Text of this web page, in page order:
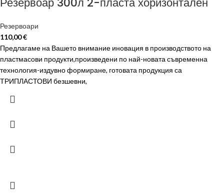
Резервоари
110,00€
Предлагаме на Вашето внимание иновация в производството на
пластмасови продукти,произведени по най-новата съвременна
технология-издувно формиране, готовата продукция са
ТРИПЛАСТОВИ безшевни,